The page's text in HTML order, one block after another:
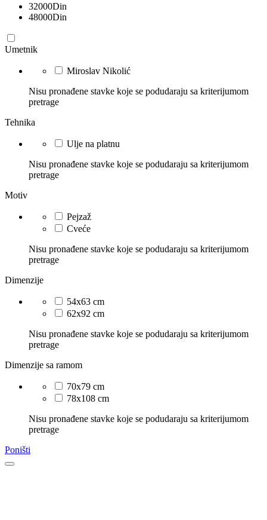
32000Din
48000Din
Umetnik
Miroslav Nikolić
Nisu pronađene stavke koje se podudaraju sa kriterijumom
pretrage
Tehnika
Ulje na platnu
Nisu pronađene stavke koje se podudaraju sa kriterijumom
pretrage
Motiv
Pejzaž
Cveće
Nisu pronađene stavke koje se podudaraju sa kriterijumom
pretrage
Dimenzije
54x63 cm
62x92 cm
Nisu pronađene stavke koje se podudaraju sa kriterijumom
pretrage
Dimenzije sa ramom
70x79 cm
78x108 cm
Nisu pronađene stavke koje se podudaraju sa kriterijumom
pretrage
Poništi